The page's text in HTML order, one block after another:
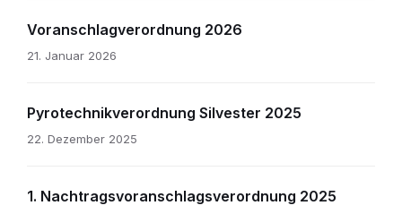
Voranschlagverordnung 2026
21. Januar 2026
Pyrotechnikverordnung Silvester 2025
22. Dezember 2025
1. Nachtragsvoranschlagsverordnung 2025